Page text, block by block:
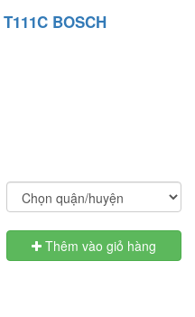
BOSCH
Thêm vào giỏ hàng